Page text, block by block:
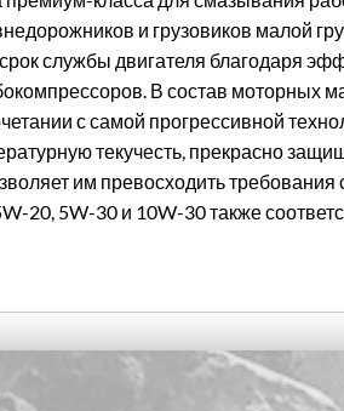
и грузовиков малой
службы двигателя благодаря
В состав моторных
с самой прогрессивной
текучесть, прекрасно
им превосходить требования
20, 5W-30 и 10W-30 также